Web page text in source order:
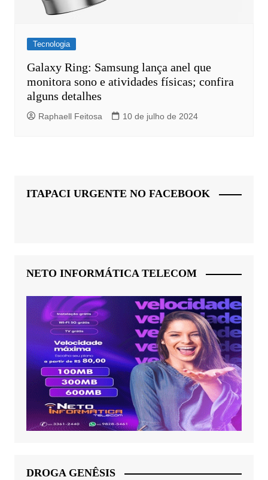
Tecnologia
Galaxy Ring: Samsung lança anel que
monitora sono e atividades físicas; confira
alguns detalhes
Raphaell Feitosa 10 de julho de 2024
ITAPACI URGENTE NO FACEBOOK
NETO INFORMÁTICA TELECOM
DROGA GENÊSIS